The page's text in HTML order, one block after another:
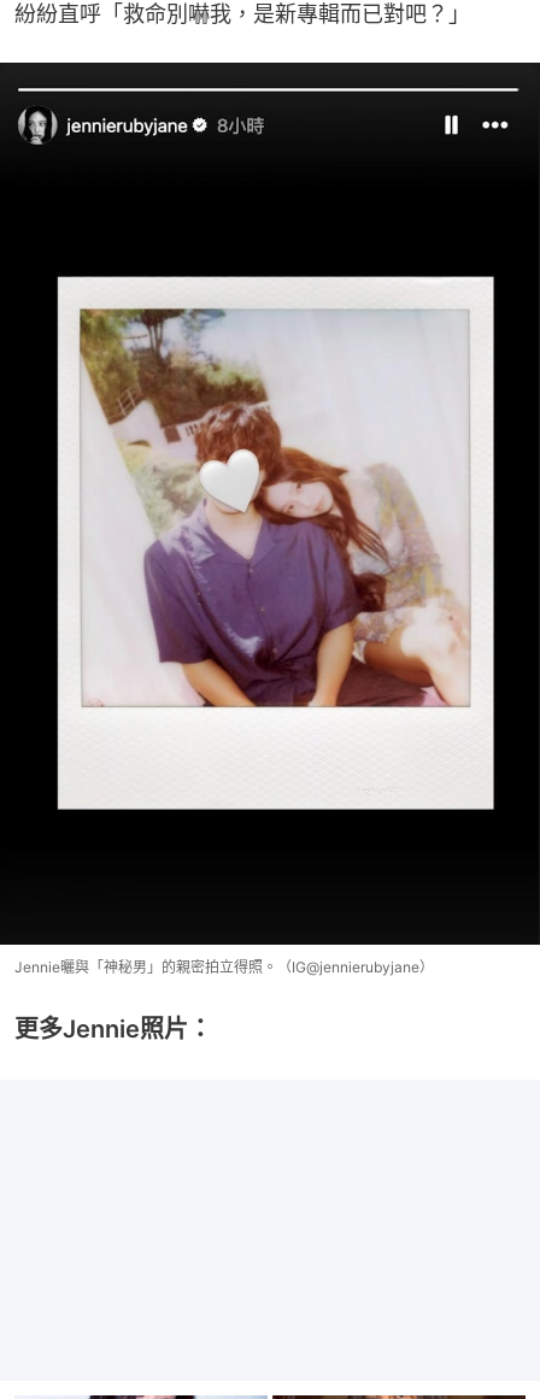
紛紛直呼「救命別嚇我，是新專輯而已對吧？」
Jennie曬與「神秘男」的親密拍立得照。（IG@jennierubyjane）
更多Jennie照片：